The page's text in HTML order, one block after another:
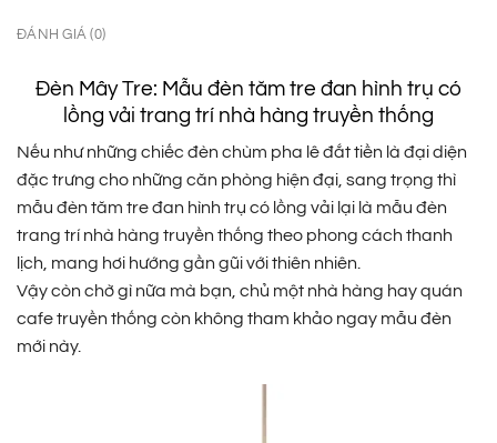
ĐÁNH GIÁ (0)
Đèn Mây Tre: Mẫu đèn tăm tre đan hình trụ có
lồng vải trang trí nhà hàng truyền thống
Nếu như những chiếc đèn chùm pha lê đắt tiền là đại diện
đặc trưng cho những căn phòng hiện đại, sang trọng thì
mẫu đèn tăm tre đan hình trụ có lồng vải lại là mẫu đèn
trang trí nhà hàng truyền thống theo phong cách thanh
lịch, mang hơi hướng gần gũi với thiên nhiên.
Vậy còn chờ gì nữa mà bạn, chủ một nhà hàng hay quán
cafe truyền thống còn không tham khảo ngay mẫu đèn
mới này.